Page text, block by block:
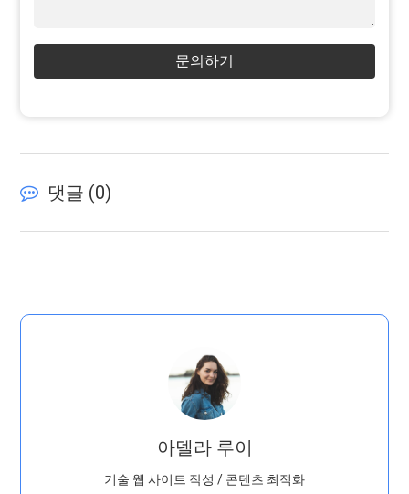
문의하기
댓글 (0)
아델라 루이
기술 웹 사이트 작성 / 콘텐츠 최적화